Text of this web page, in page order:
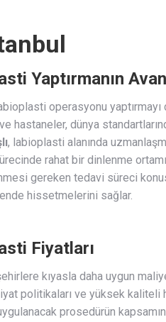
Yaptırmanın
operasyonu
hastaneler, dünya
, labioplasti alanında
rahat bir dinlenme
gereken tedavi süreci
hissetmelerini sağlar.
Fiyatları
kıyasla daha uygun
politikaları ve yüksek kaliteli
prosedürün